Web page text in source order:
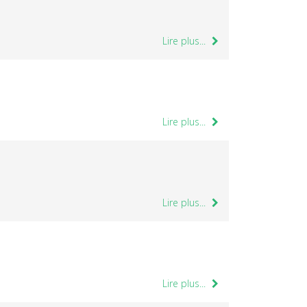
Lire plus...
Lire plus...
Lire plus...
Lire plus...